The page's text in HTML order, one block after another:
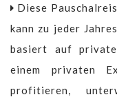
Diese
kann zu jeder
basiert auf
einem privaten
profitieren,